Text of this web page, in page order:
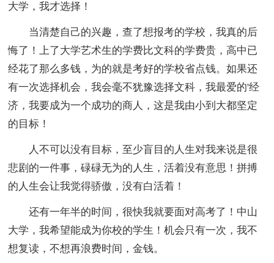
大学，我才选择！
当清楚自己的兴趣，查了想报考的学校，我真的后
悔了！上了大学艺术生的学费比文科的学费贵，高中已
经花了那么多钱，为的就是考好的学校省点钱。如果还
有一次选择机会，我会毫不犹豫选择文科，我最爱的'经
济，我要成为一个成功的商人，这是我由小到大都坚定
的目标！
人不可以没有目标，至少盲目的人生对我来说是很
悲剧的一件事，碌碌无为的人生，活着没有意思！拼搏
的人生会让我觉得骄傲，没有白活着！
还有一年半的时间，很快我就要面对高考了！中山
大学，我希望能成为你校的学生！机会只有一次，我不
想复读，不想再浪费时间，金钱。